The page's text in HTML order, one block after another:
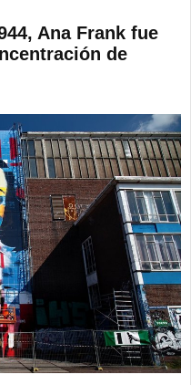
Ana Frank fue
de